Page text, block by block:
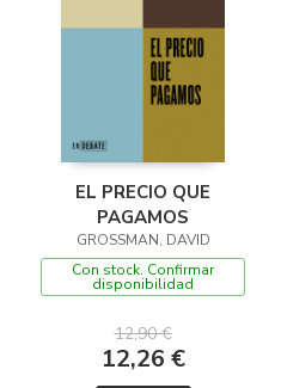
EL PRECIO QUE
PAGAMOS
GROSSMAN, DAVID
Con stock. Confirmar
disponibilidad
12,90 €
12,26 €